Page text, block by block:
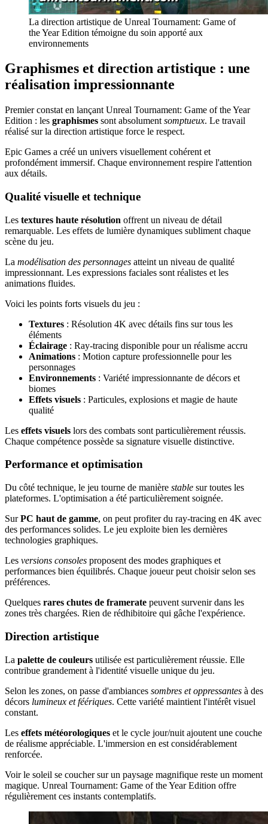
La direction artistique de Unreal Tournament: Game of
the Year Edition témoigne du soin apporté aux
environnements
Graphismes et direction artistique : une
réalisation impressionnante
Premier constat en lançant Unreal Tournament: Game of the Year
Edition : les graphismes sont absolument somptueux. Le travail
réalisé sur la direction artistique force le respect.
Epic Games a créé un univers visuellement cohérent et
profondément immersif. Chaque environnement respire l'attention
aux détails.
Qualité visuelle et technique
Les textures haute résolution offrent un niveau de détail
remarquable. Les effets de lumière dynamiques subliment chaque
scène du jeu.
La modélisation des personnages atteint un niveau de qualité
impressionnant. Les expressions faciales sont réalistes et les
animations fluides.
Voici les points forts visuels du jeu :
Textures : Résolution 4K avec détails fins sur tous les
éléments
Éclairage : Ray-tracing disponible pour un réalisme accru
Animations : Motion capture professionnelle pour les
personnages
Environnements : Variété impressionnante de décors et
biomes
Effets visuels : Particules, explosions et magie de haute
qualité
Les effets visuels lors des combats sont particulièrement réussis.
Chaque compétence possède sa signature visuelle distinctive.
Performance et optimisation
Du côté technique, le jeu tourne de manière stable sur toutes les
plateformes. L'optimisation a été particulièrement soignée.
SurPC haut de gamme, on peut profiter du ray-tracing en 4K avec
des performances solides. Le jeu exploite bien les dernières
technologies graphiques.
Les versions consoles proposent des modes graphiques et
performances bien équilibrés. Chaque joueur peut choisir selon ses
préférences.
Quelques rares chutes de framerate peuvent survenir dans les
zones très chargées. Rien de rédhibitoire qui gâche l'expérience.
Direction artistique
La palette de couleurs utilisée est particulièrement réussie. Elle
contribue grandement à l'identité visuelle unique du jeu.
Selon les zones, on passe d'ambiances sombres et oppressantes à des
décors lumineux et féériques. Cette variété maintient l'intérêt visuel
constant.
Les effets météorologiques et le cycle jour/nuit ajoutent une couche
de réalisme appréciable. L'immersion en est considérablement
renforcée.
Voir le soleil se coucher sur un paysage magnifique reste un moment
magique. Unreal Tournament: Game of the Year Edition offre
régulièrement ces instants contemplatifs.